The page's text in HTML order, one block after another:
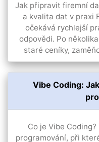
Jak připravit firemní
a kvalita dat v praxi
očekává rychlejší
odpovědi. Po
staré ceníky,
Vibe Coding:
Co je Vibe
programování, při